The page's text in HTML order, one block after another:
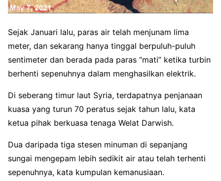
Sejak Januari lalu, paras air telah menjunam lima
meter, dan sekarang hanya tinggal berpuluh-puluh
sentimeter dan berada pada paras “mati” ketika turbin
berhenti sepenuhnya dalam menghasilkan elektrik.
Di seberang timur laut Syria, terdapatnya penjanaan
kuasa yang turun 70 peratus sejak tahun lalu, kata
ketua pihak berkuasa tenaga Welat Darwish.
Dua daripada tiga stesen minuman di sepanjang
sungai mengepam lebih sedikit air atau telah terhenti
sepenuhnya, kata kumpulan kemanusiaan.